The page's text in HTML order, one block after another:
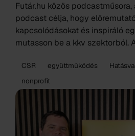
Futár.hu közös podcastműsora,
podcast célja, hogy
kapcsolódásokat és inspiráló
mutasson be a kkv szektorból.
CSR együttműködés
nonprofit